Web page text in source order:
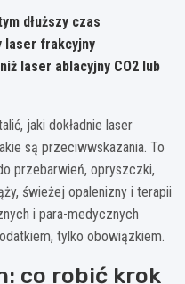
dłuższy czas
laser frakcyjny
laser ablacyjny CO2 lub
jaki dokładnie laser
są przeciwwskazania. To
przebarwień, opryszczki,
świeżej opalenizny i terapii
i para-medycznych
tylko obowiązkiem.
co robić krok